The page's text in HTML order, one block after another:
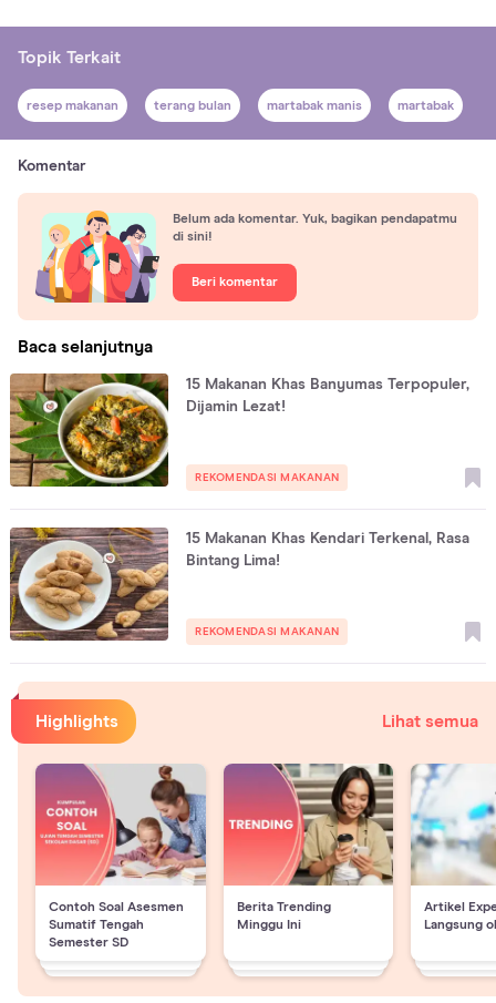
Topik Terkait
resep makanan terang bulan martabak manis martabak
Komentar
Belum ada komentar. Yuk, bagikan pendapatmu
di sini!
Beri komentar
Baca selanjutnya
15 Makanan Khas Banyumas Terpopuler,
Dijamin Lezat!
REKOMENDASI MAKANAN
15 Makanan Khas Kendari Terkenal, Rasa
Bintang Lima!
REKOMENDASI MAKANAN
Highlights Lihat semua
Contoh Soal Asesmen
Sumatif Tengah
Semester SD
Berita Trending
Minggu Ini
Artikel
Langsung